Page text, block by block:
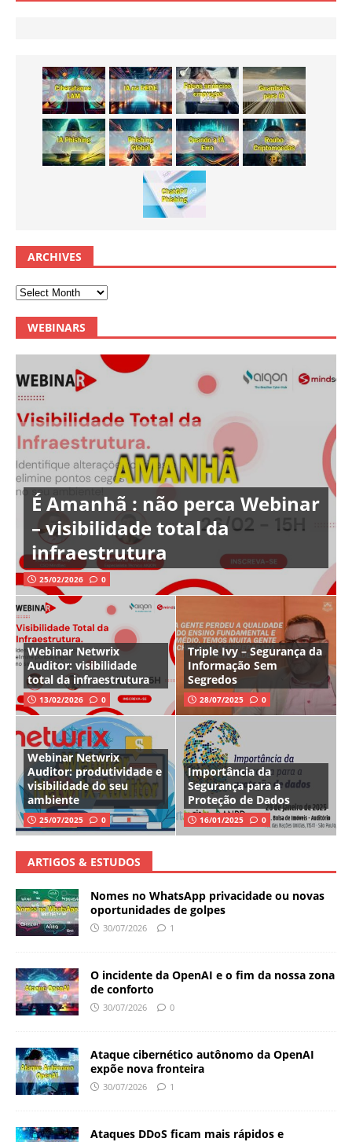
ARCHIVES
WEBINARS
É Amanhã : não perca Webinar
– visibilidade total da
infraestrutura
25/02/2026 0
Webinar Netwrix
Auditor: visibilidade
total da infraestrutura
13/02/2026 0
Triple Ivy – Segurança da
Informação Sem
Segredos
28/07/2025 0
Webinar Netwrix
Auditor: produtividade e
visibilidade do seu
ambiente
25/07/2025 0
Importância da
Segurança para a
Proteção de Dados
16/01/2025 0
ARTIGOS & ESTUDOS
Nomes no WhatsApp privacidade ou novas
oportunidades de golpes
30/07/2026 1
O incidente da OpenAI e o fim da nossa zona
de conforto
30/07/2026 0
Ataque cibernético autônomo da OpenAI
expõe nova fronteira
30/07/2026 1
Ataques DDoS ficam mais rápidos e